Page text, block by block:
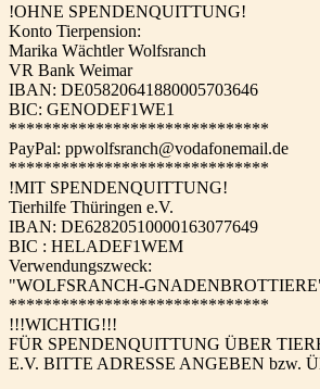
!OHNE SPENDENQUITTUNG!
Konto Tierpension:
Marika Wächtler Wolfsranch
VR Bank Weimar
IBAN: DE05820641880005703646
BIC: GENODEF1WE1
******************************
PayPal: ppwolfsranch@vodafonemail.de
******************************
!MIT SPENDENQUITTUNG!
Tierhilfe Thüringen e.V.
IBAN: DE62820510000163077649
BIC : HELADEF1WEM
Verwendungszweck:
"WOLFSRANCH-
******************************
!!!WICHTIG!!!
FÜR SPENDENQUITTUNG ÜBER
E.V. BITTE ADRESSE ANGEBEN bzw.